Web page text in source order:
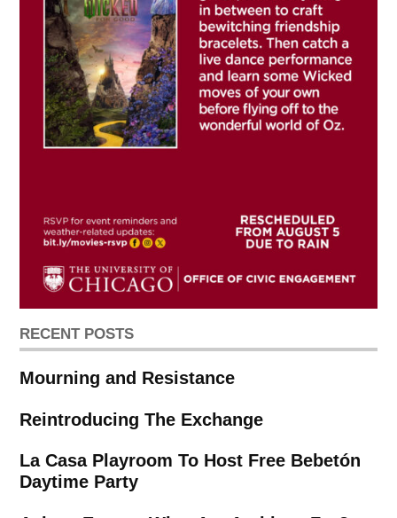
RECENT POSTS
Mourning and Resistance
Reintroducing The Exchange
La Casa Playroom To Host Free Bebetón
Daytime Party